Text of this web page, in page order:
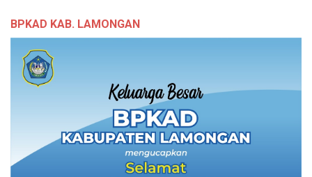
BPKAD KAB. LAMONGAN